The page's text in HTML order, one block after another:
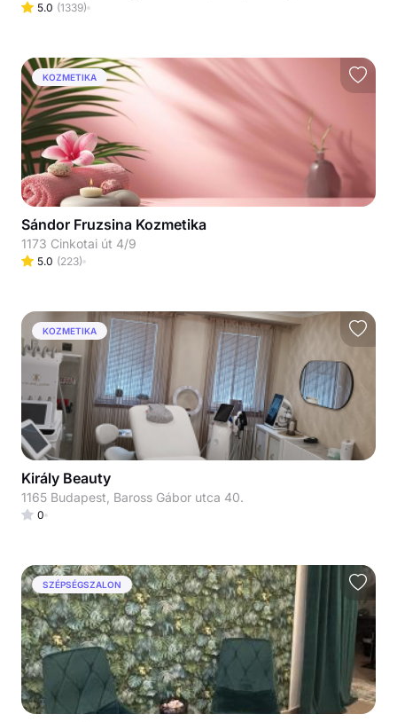
5.0 (1339)
KOZMETIKA
Sándor Fruzsina Kozmetika
1173 Cinkotai út 4/9
5.0 (223)
KOZMETIKA
Király Beauty
1165 Budapest, Baross Gábor utca 40.
0
SZÉPSÉGSZALON